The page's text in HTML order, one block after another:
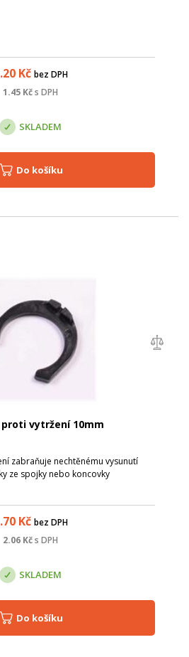
Kč bez DPH
1.45 Kčs DPH
SKLADEM
Do košíku
vytržení 10mm
zabraňuje nechtěnému vysunutí
ze spojky nebo koncovky
Kč bez DPH
2.06 Kčs DPH
SKLADEM
Do košíku